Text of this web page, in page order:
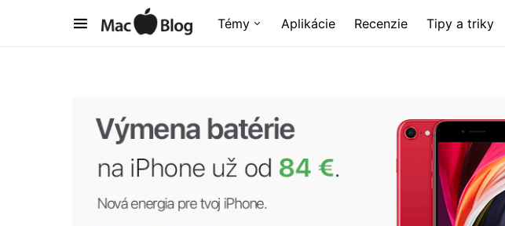
Témy Aplikácie Recenzie Tipy a triky